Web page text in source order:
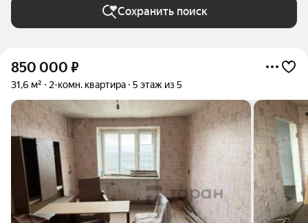
Сохранить поиск
850 000 ₽
31,6 м² 2-комн. квартира 5 этаж из 5